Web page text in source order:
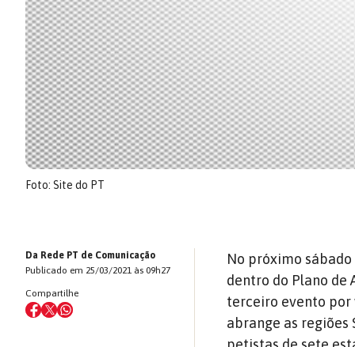
Foto: Site do PT
Da Rede PT de Comunicação
Publicado em 25/03/2021 às 09h27
Compartilhe
No próximo sábado
dentro do Plano de
terceiro evento por
abrange as regiões